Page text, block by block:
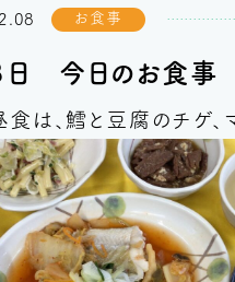
お食事
日 今日のお食事
は、鱈と豆腐のチゲ、